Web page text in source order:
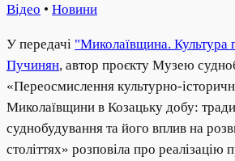
Відео • Новини
У передачі "Миколаївщина. Культура
Пучинян, автор проєкту Музею
«Переосмислення культурно-
Миколаївщини в Козацьку добу:
суднобудування та його вплив на
століттях» розповіла про реалізацію